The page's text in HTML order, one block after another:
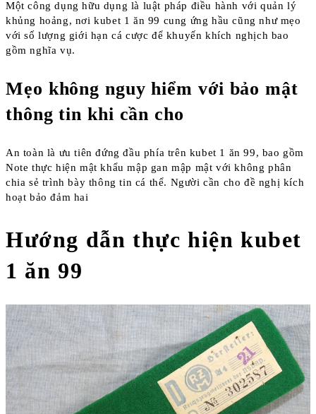
Một công dụng hữu dụng là luật pháp điều hành với quản lý
khủng hoảng, nơi kubet 1 ăn 99 cung ứng hầu cũng như mẹo
với số lượng giới hạn cá cược để khuyến khích nghịch bao
gồm nghĩa vụ.
Mẹo không nguy hiểm với bảo mật
thông tin khi cần cho
An toàn là ưu tiên đứng đầu phía trên kubet 1 ăn 99, bao gồm
Note thực hiện mật khẩu mập gan mập mật với không phân
chia sẻ trình bày thông tin cá thể. Người cần cho đề nghị kích
hoạt bảo đảm hai
Hướng dẫn thực hiện kubet
1 ăn 99